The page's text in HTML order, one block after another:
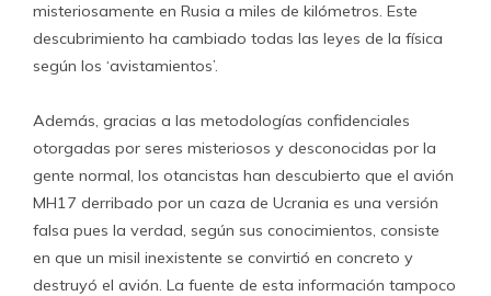
misteriosamente en Rusia a miles de kilómetros. Este
descubrimiento ha cambiado todas las leyes de la física
según los ‘avistamientos’.
Además, gracias a las metodologías confidenciales
otorgadas por seres misteriosos y desconocidas por la
gente normal, los otancistas han descubierto que el avión
MH17 derribado por un caza de Ucrania es una versión
falsa pues la verdad, según sus conocimientos, consiste
en que un misil inexistente se convirtió en concreto y
destruyó el avión. La fuente de esta información tampoco